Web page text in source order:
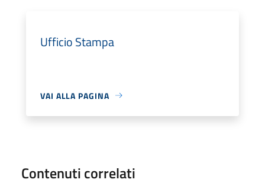
Ufficio Stampa
VAI ALLA PAGINA
Contenuti correlati